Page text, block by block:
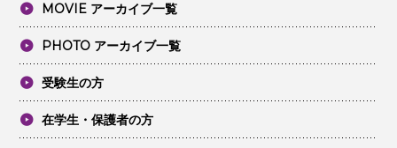
MOVIE アーカイブ一覧
PHOTO アーカイブ一覧
受験生の方
在学生・保護者の方